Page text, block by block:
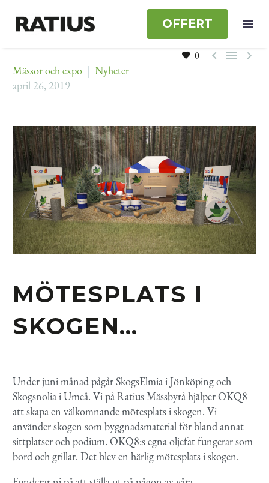
OFFERT
0   
Mässor och expo
Nyheter
april 26, 2019
MÖTESPLATS I
SKOGEN…
Under juni månad pågår SkogsElmia i Jönköping och
Skogsnolia i Umeå. Vi på Ratius Mässbyrå hjälper OKQ8
att skapa en välkomnande mötesplats i skogen. Vi
använder skogen som byggnadsmaterial för bland annat
sittplatser och podium. OKQ8:s egna oljefat fungerar som
bord och grillar. Det blev en härlig mötesplats i skogen.